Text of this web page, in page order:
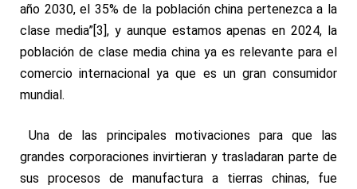
año 2030, el 35% de la población china pertenezca a la
clase media”[3], y aunque estamos apenas en 2024, la
población de clase media china ya es relevante para el
comercio internacional ya que es un gran consumidor
mundial.
Una de las principales motivaciones para que las
grandes corporaciones invirtieran y trasladaran parte de
sus procesos de manufactura a tierras chinas, fue